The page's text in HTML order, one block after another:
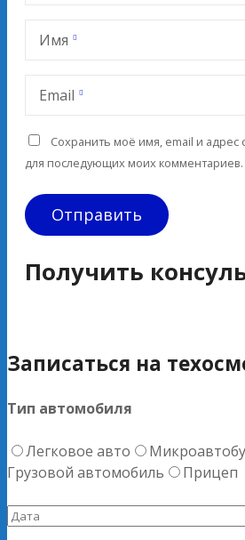
Имя
Email
Сохранить моё имя, email и адрес
для последующих моих комментариев.
Получить
Записаться на
Тип автомобиля
Легковое авто
Грузовой автомобиль
Прицеп